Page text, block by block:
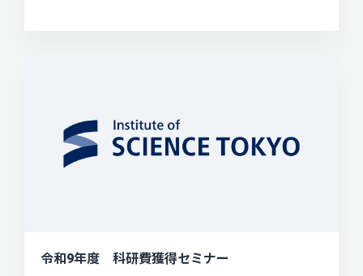
令和9年度 科研費獲得セミナー